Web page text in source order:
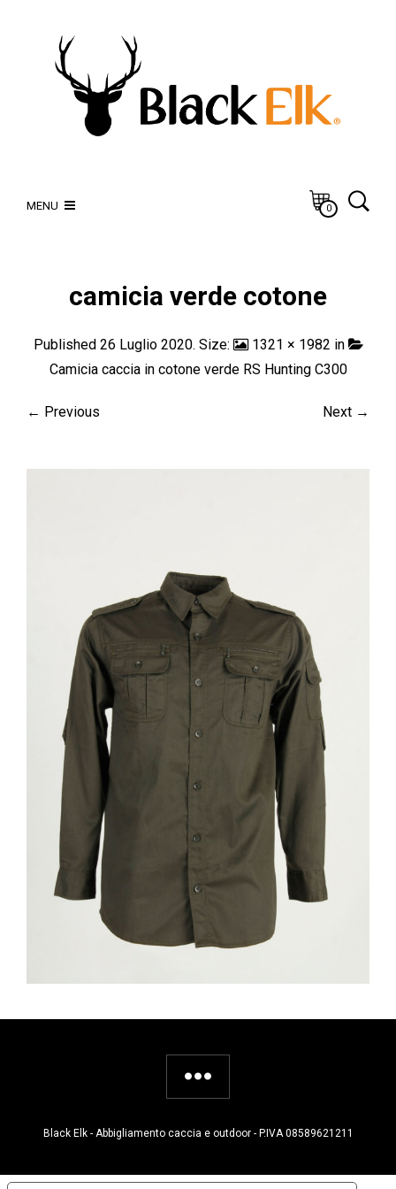
MENU 0
camicia verde cotone
Published 26 Luglio 2020. Size: 1321 × 1982 in
Camicia caccia in cotone verde RS Hunting C300
← Previous Next →
Black Elk - Abbigliamento caccia e outdoor - P.IVA 08589621211